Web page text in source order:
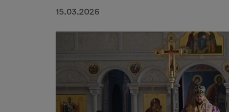
15.03.2026